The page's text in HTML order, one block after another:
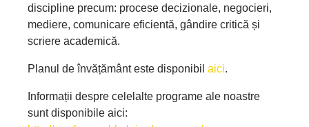
discipline precum: procese decizionale, negocieri,
mediere, comunicare eficientă, gândire critică și
scriere academică.
Planul de învățământ este disponibil aici.
Informații despre celelalte programe ale noastre
sunt disponibile aici: